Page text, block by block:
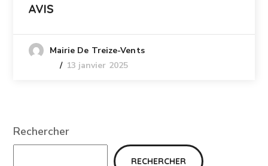
AVIS
Mairie De Treize-Vents
13 janvier 2025
Rechercher
RECHERCHER